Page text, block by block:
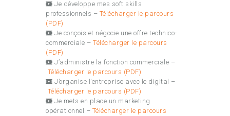
Je développe mes soft skills
professionnels – Télécharger le parcours
(PDF)
Je conçois et négocie une offre technico-
commerciale – Télécharger le parcours
(PDF)
J’administre la fonction commerciale –
Télécharger le parcours (PDF)
J’organise l’entreprise avec le digital –
Télécharger le parcours (PDF)
Je mets en place un marketing
opérationnel – Télécharger le parcours